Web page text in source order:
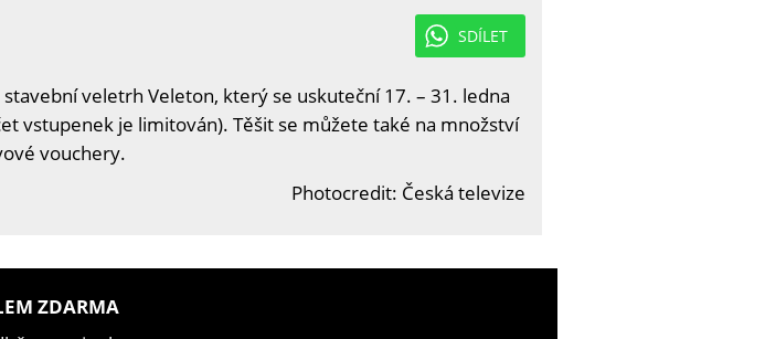
SDÍLET
veletrh Veleton, který se uskuteční 17. – 31. ledna
vstupenek je limitován). Těšit se můžete také na množství
vouchery.
Photocredit: Česká televize
ZDARMA